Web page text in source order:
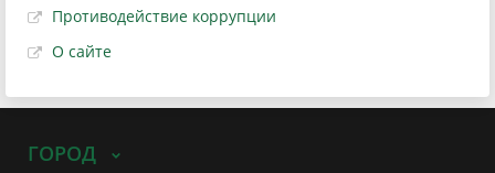
Противодействие коррупции
О сайте
ГОРОД